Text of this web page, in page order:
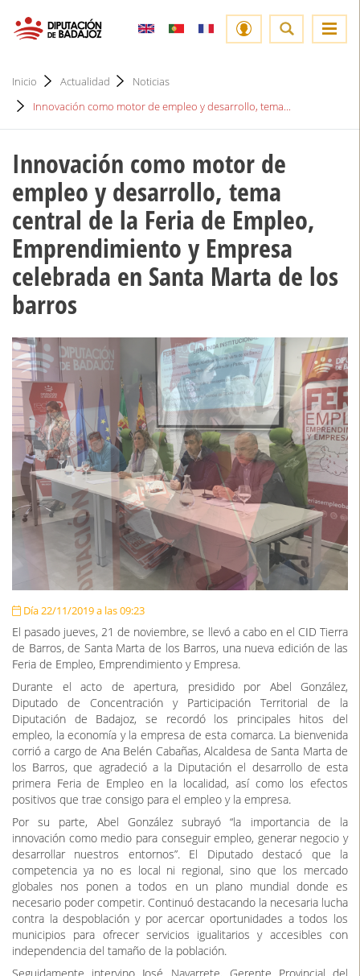
Inicio Actualidad
Noticias
Innovación como motor de empleo y desarrollo, tema...
Innovación como motor de
empleo y desarrollo, tema
central de la Feria de Empleo,
Emprendimiento y Empresa
celebrada en Santa Marta de los
barros
Día 22/11/2019 a las 09:23
El pasado jueves, 21 de noviembre, se llevó a cabo en el CID Tierra
de Barros, de Santa Marta de los Barros, una nueva edición de las
Feria de Empleo, Emprendimiento y Empresa.
Durante el acto de apertura, presidido por Abel González,
Diputado de Concentración y Participación Territorial de la
Diputación de Badajoz, se recordó los principales hitos del
empleo, la economía y la empresa de esta comarca. La bienvenida
corrió a cargo de Ana Belén Cabañas, Alcaldesa de Santa Marta de
los Barros, que agradeció a la Diputación el desarrollo de esta
primera Feria de Empleo en la localidad, así como los efectos
positivos que trae consigo para el empleo y la empresa.
Por su parte, Abel González subrayó “la importancia de la
innovación como medio para conseguir empleo, generar negocio y
desarrollar nuestros entornos”. El Diputado destacó que la
competencia ya no es local ni regional, sino que los mercado
globales nos ponen a todos en un plano mundial donde es
necesario poder competir. Continuó destacando la necesaria lucha
contra la despoblación y por acercar oportunidades a todos los
municipios para ofrecer servicios igualitarios y accesibles con
independencia del tamaño de la población.